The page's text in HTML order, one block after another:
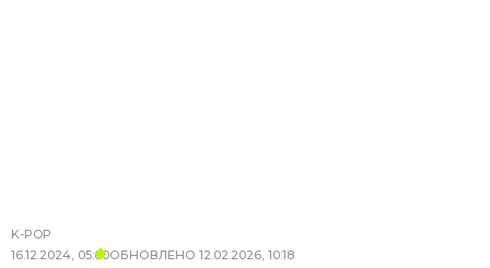
K-POP
16.12.2024, 05:00ОБНОВЛЕНО 12.02.2026, 10:18